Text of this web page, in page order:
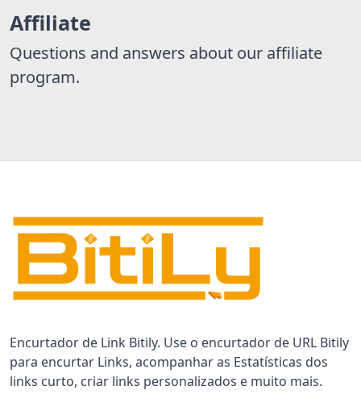
Affiliate
Questions and answers about our affiliate
program.
Encurtador de Link Bitily. Use o encurtador de URL Bitily
para encurtar Links, acompanhar as Estatísticas dos
links curto, criar links personalizados e muito mais.